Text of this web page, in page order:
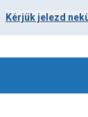
Kérjük jelezd